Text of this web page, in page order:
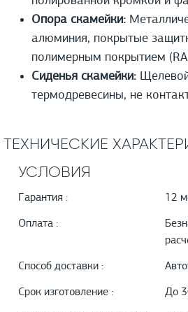
Опора скамейки:
алюминия, покрытые
полимерным покрытием
Сиденья скамейки:
термодревесины, не
ТЕХНИЧЕСКИЕ
УСЛОВИЯ
Гарантия : 12
Оплата :
Способ доставки :
Срок изготовление : До